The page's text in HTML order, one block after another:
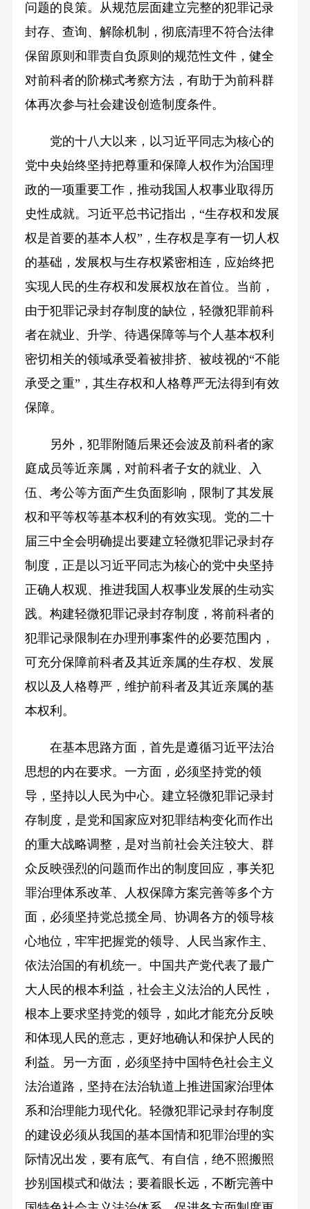
问题的良策。从规范层面建立完整的犯罪记录
封存、查询、解除机制，彻底清理不符合法律
保留原则和罪责自负原则的规范性文件，健全
对前科者的阶梯式考察方法，有助于为前科群
体再次参与社会建设创造制度条件。
党的十八大以来，以习近平同志为核心的
党中央始终坚持把尊重和保障人权作为治国理
政的一项重要工作，推动我国人权事业取得历
史性成就。习近平总书记指出，“生存权和发展
权是首要的基本人权”，生存权是享有一切人权
的基础，发展权与生存权紧密相连，应始终把
实现人民的生存权和发展权放在首位。当前，
由于犯罪记录封存制度的缺位，轻微犯罪前科
者在就业、升学、待遇保障等与个人基本权利
密切相关的领域承受着被排挤、被歧视的“不能
承受之重”，其生存权和人格尊严无法得到有效
保障。
另外，犯罪附随后果还会波及前科者的家
庭成员等近亲属，对前科者子女的就业、入
伍、考公等方面产生负面影响，限制了其发展
权和平等权等基本权利的有效实现。党的二十
届三中全会明确提出要建立轻微犯罪记录封存
制度，正是以习近平同志为核心的党中央坚持
正确人权观、推进我国人权事业发展的生动实
践。构建轻微犯罪记录封存制度，将前科者的
犯罪记录限制在办理刑事案件的必要范围内，
可充分保障前科者及其近亲属的生存权、发展
权以及人格尊严，维护前科者及其近亲属的基
本权利。
在基本思路方面，首先是遵循习近平法治
思想的内在要求。一方面，必须坚持党的领
导，坚持以人民为中心。建立轻微犯罪记录封
存制度，是党和国家应对犯罪结构变化而作出
的重大战略调整，是对当前社会关注较大、群
众反映强烈的问题而作出的制度回应，事关犯
罪治理体系改革、人权保障方案完善等多个方
面，必须坚持党总揽全局、协调各方的领导核
心地位，牢牢把握党的领导、人民当家作主、
依法治国的有机统一。中国共产党代表了最广
大人民的根本利益，社会主义法治的人民性，
根本上要求坚持党的领导，如此才能充分反映
和体现人民的意志，更好地确认和保护人民的
利益。另一方面，必须坚持中国特色社会主义
法治道路，坚持在法治轨道上推进国家治理体
系和治理能力现代化。轻微犯罪记录封存制度
的建设必须从我国的基本国情和犯罪治理的实
际情况出发，要有底气、有自信，绝不照搬照
抄别国模式和做法；要着眼长远，不断完善中